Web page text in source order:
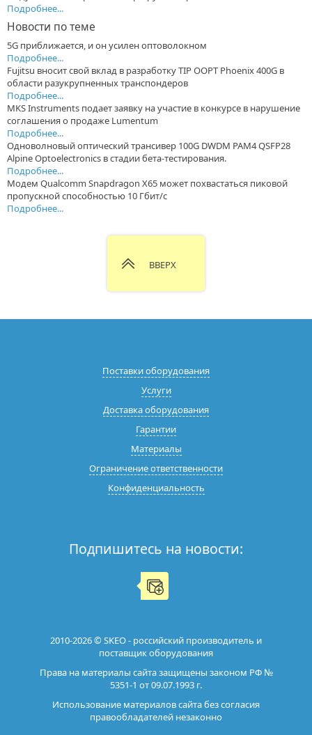
Подробнее...
Новости по теме
5G приближается, и он усилен оптоволокном
Подробнее...
Fujitsu вносит свой вклад в разработку TIP OOPT Phoenix 400G в
области разукрупненных транспондеров
Подробнее...
MKS Instruments подает заявку на участие в конкурсе в нарушение
соглашения о продаже Lumentum
Подробнее...
Одноволновый оптический трансивер 100G DWDM PAM4 QSFP28
Alpine Optoelectronics в стадии бета-тестирования.
Подробнее...
Модем Qualcomm Snapdragon X65 может похвастаться пиковой
пропускной способностью 10 Гбит/с
Подробнее...
ВВЕРХ
Поставки оборудования
Услуги
Доставка оборудования
Гарантии
Материалы
Ограничение ответственности
Конфиденциальность
Подпишитесь на новости:
2010-2026 © SKEO - российский производитель и
поставщик оборудования
Права на материалы сайта защищены законом РФ №
5351-1 от 09.07.1993 г.
Использование материалов сайта без согласия
правообладателей незаконно